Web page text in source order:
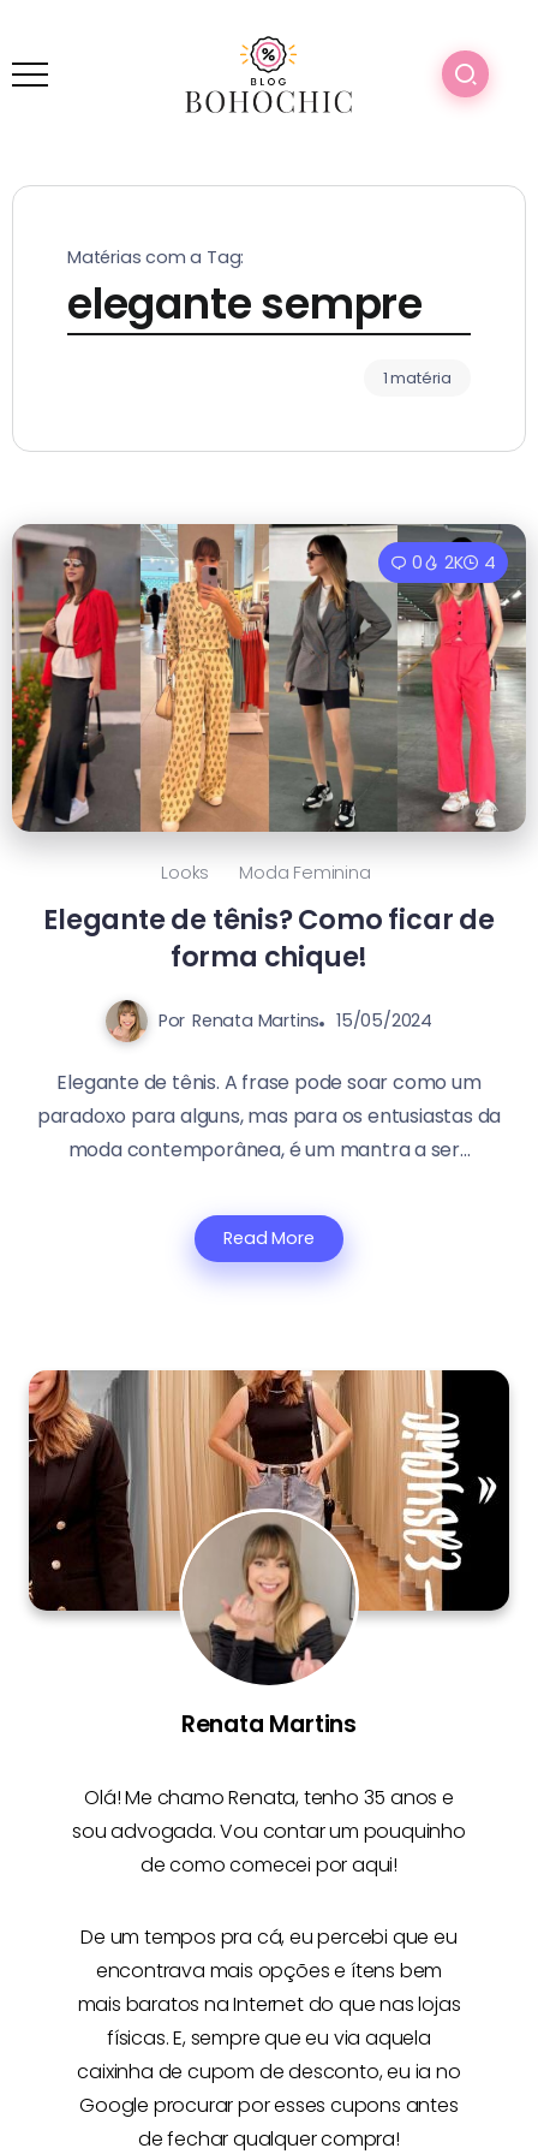
Matérias com a Tag:
elegante sempre
1 matéria
0 2K 4
Looks Moda Feminina
Elegante de tênis? Como ficar de
forma chique!
Por Renata Martins 15/05/2024
Elegante de tênis. A frase pode soar como um
paradoxo para alguns, mas para os entusiastas da
moda contemporânea, é um mantra a ser...
Read More
Renata Martins
Olá! Me chamoRenata, tenho 35 anos e
sou advogada. Vou contar um pouquinho
de como comecei por aqui!
De um tempos pra cá, eu percebi que eu
encontrava mais opções e ítens bem
mais baratos na Internetdo que nas lojas
físicas. E, sempre que eu via aquela
caixinha de cupom de desconto, eu ia no
Google procurar por esses cupons antes
de fechar qualquer compra!